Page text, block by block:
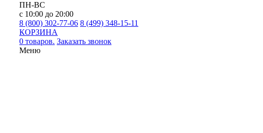
ПН-ВС
с 10:00 до 20:00
8 (800) 302-77-06 8 (499) 348-15-11
КОРЗИНА
0 товаров. Заказать звонок
Меню